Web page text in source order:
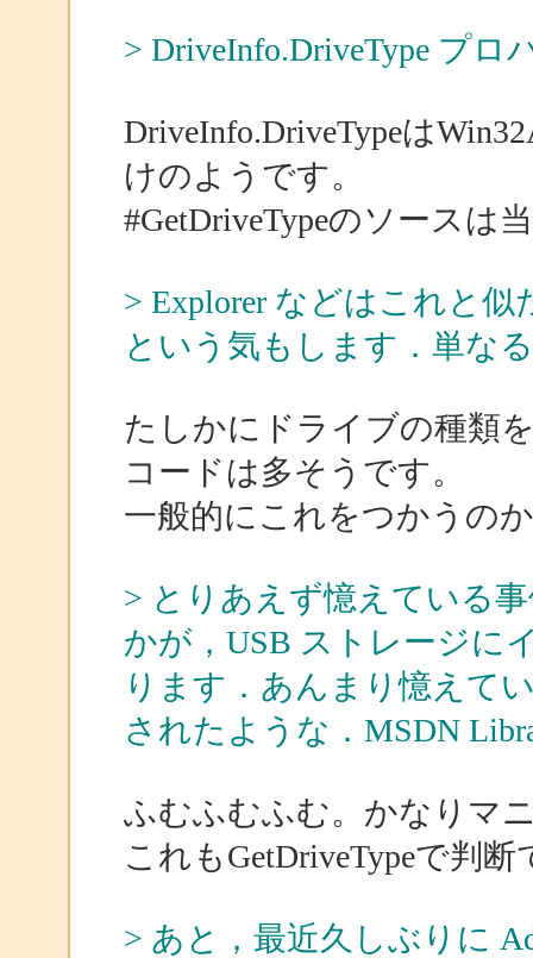
> DriveInfo.DriveType プ
DriveInfo.DriveTypeは
けのようです。
#GetDriveTypeのソースは
> Explorer などはこれと
という気もします．単な
たしかにドライブの種類
コードは多そうです。
一般的にこれをつかうの
> とりあえず憶えている事
かが，USB ストレージに
ります．あんまり憶えて
されたような．MSDN
ふむふむふむ。かなりマ
これもGetDriveTypeで判
> あと，最近久しぶりに